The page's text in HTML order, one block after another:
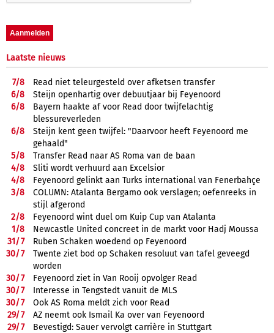
Laatste nieuws
7/8
Read niet teleurgesteld over afketsen transfer
6/8
Steijn openhartig over debuutjaar bij Feyenoord
6/8
Bayern haakte af voor Read door twijfelachtig
blessureverleden
6/8
Steijn kent geen twijfel: "Daarvoor heeft Feyenoord me
gehaald"
5/8
Transfer Read naar AS Roma van de baan
4/8
Sliti wordt verhuurd aan Excelsior
4/8
Feyenoord gelinkt aan Turks international van Fenerbahçe
3/8
COLUMN: Atalanta Bergamo ook verslagen; oefenreeks in
stijl afgerond
2/8
Feyenoord wint duel om Kuip Cup van Atalanta
1/8
Newcastle United concreet in de markt voor Hadj Moussa
31/7
Ruben Schaken woedend op Feyenoord
30/7
Twente ziet bod op Schaken resoluut van tafel geveegd
worden
30/7
Feyenoord ziet in Van Rooij opvolger Read
30/7
Interesse in Tengstedt vanuit de MLS
30/7
Ook AS Roma meldt zich voor Read
29/7
AZ neemt ook Ismail Ka over van Feyenoord
29/7
Bevestigd: Sauer vervolgt carrière in Stuttgart